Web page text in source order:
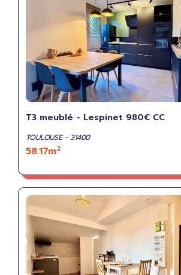
T3 meublé - Lespinet 980€ CC
TOULOUSE - 31400
58.17m2